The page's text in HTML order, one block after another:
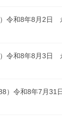
令和8年8月2日
令和8年8月3日
）令和8年7月31